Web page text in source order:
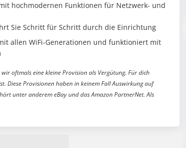
hochmodernen Funktionen für Netzwerk- und
Sie Schritt für Schritt durch die Einrichtung
allen WiFi-Generationen und funktioniert mit
oftmals eine kleine Provision als Vergütung. Für dich
Diese Provisionen haben in keinem Fall Auswirkung auf
unter anderem eBay und das Amazon PartnerNet. Als